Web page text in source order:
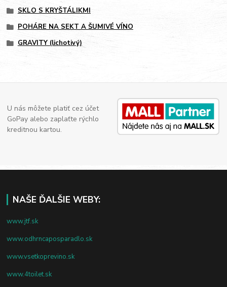
SKLO S KRYŠTÁLIKMI
POHÁRE NA SEKT A ŠUMIVÉ VÍNO
GRAVITY (lichotivý)
U nás môžete platiť cez účet
GoPay alebo zaplaťte rýchlo
kreditnou kartou.
NAŠE ĎALŠIE WEBY:
www.jtf.sk
www.odhrncaposparadlo.sk
www.vsetkoprevino.sk
www.4toilet.sk